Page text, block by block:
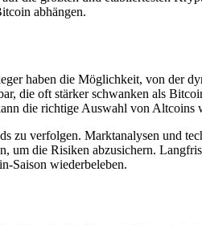
abhängen.
haben die Möglichkeit, von der
die oft stärker schwanken als
die richtige Auswahl von
zu verfolgen. Marktanalysen und
die Risiken abzusichern.
Saison wiederbeleben.